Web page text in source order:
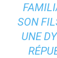
SON
UNE